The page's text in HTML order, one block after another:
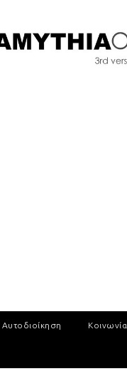
Αυτοδιοίκηση Κοινωνία